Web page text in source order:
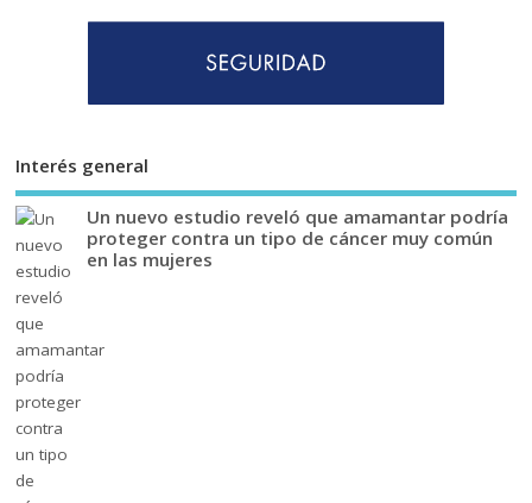
Interés general
Un nuevo estudio reveló que amamantar podría
proteger contra un tipo de cáncer muy común
en las mujeres